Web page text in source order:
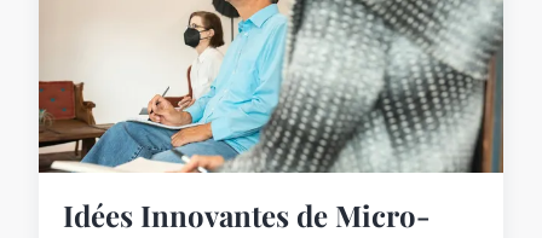
Idées Innovantes de Micro-